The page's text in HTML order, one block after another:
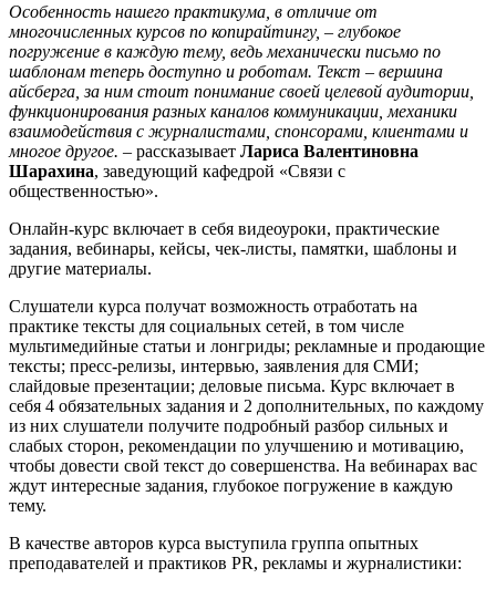
Особенность нашего практикума, в отличие от
многочисленных курсов по копирайтингу, – глубокое
погружение в каждую тему, ведь механически письмо по
шаблонам теперь доступно и роботам. Текст – вершина
айсберга, за ним стоит понимание своей целевой аудитории,
функционирования разных каналов коммуникации, механики
взаимодействия с журналистами, спонсорами, клиентами и
многое другое. – рассказывает Лариса Валентиновна
Шарахина, заведующий кафедрой «Связи с
общественностью».
Онлайн-курс включает в себя видеоуроки, практические
задания, вебинары, кейсы, чек-листы, памятки, шаблоны и
другие материалы.
Слушатели курса получат возможность отработать на
практике тексты для социальных сетей, в том числе
мультимедийные статьи и лонгриды; рекламные и продающие
тексты; пресс-релизы, интервью, заявления для СМИ;
слайдовые презентации; деловые письма. Курс включает в
себя 4 обязательных задания и 2 дополнительных, по каждому
из них слушатели получите подробный разбор сильных и
слабых сторон, рекомендации по улучшению и мотивацию,
чтобы довести свой текст до совершенства. На вебинарах вас
ждут интересные задания, глубокое погружение в каждую
тему.
В качестве авторов курса выступила группа опытных
преподавателей и практиков PR, рекламы и журналистики: